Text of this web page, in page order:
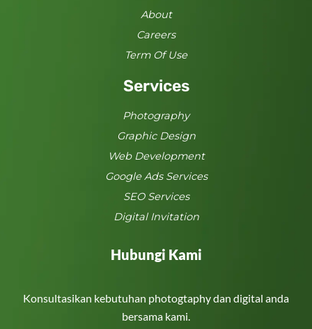
About
Careers
Term Of Use
Services
Photography
Graphic Design
Web Development
Google Ads Services
SEO Services
Digital Invitation
Hubungi Kami
Konsultasikan kebutuhan photogtaphy dan digital anda
bersama kami.